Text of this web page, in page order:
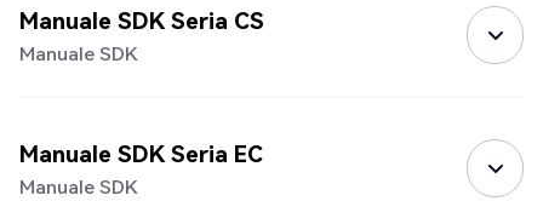
Manuale SDK Seria CS
Manuale SDK
Manuale SDK Seria EC
Manuale SDK